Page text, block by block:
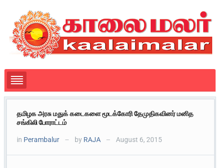
தமிழக அரசு மதுக் கடைகளை மூடக்கோரி தேமுதிகவினர் மனித
சங்கிலி போராட்டம்
in Perambalur — by RAJA — August 6, 2015